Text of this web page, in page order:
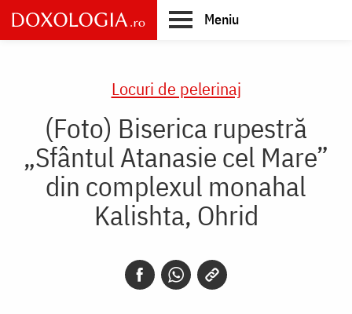
Skip
to
main
Meniu
Locuri de pelerinaj
(Foto) Biserica rupestră
„Sfântul Atanasie cel Mare”
din complexul monahal
Kalishta, Ohrid